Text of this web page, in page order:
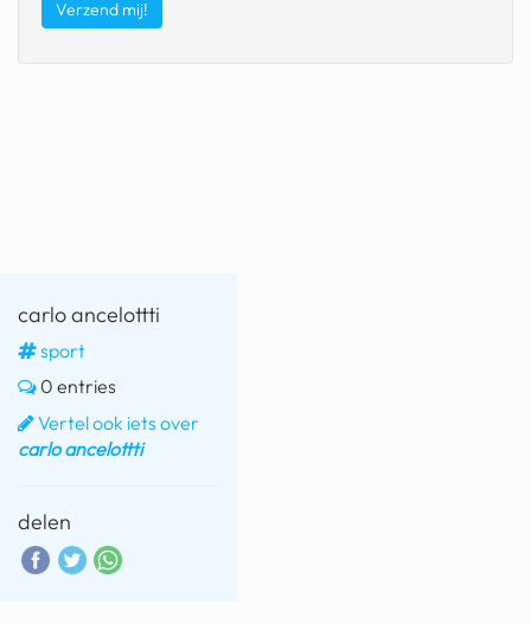
ryanair
armand duplantis
duitsland
chevrolet mohawk
carlo ancelottti
sport
0 entries
Vertel ook iets over
carlo ancelottti
delen